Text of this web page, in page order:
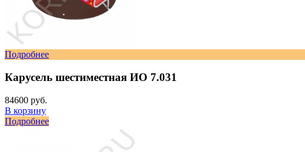
Подробнее
Карусель шестиместная ИО 7.031
84600 руб.
В корзину
Подробнее